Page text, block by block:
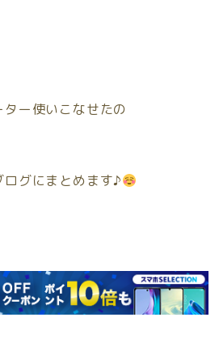
ー使いこなせたの
グにまとめます♪